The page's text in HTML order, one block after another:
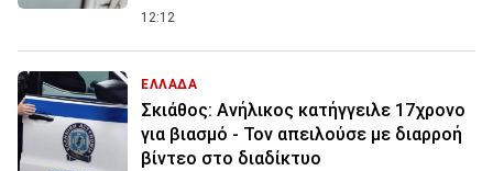
12:12
ΕΛΛΑΔΑ
Σκιάθος: Ανήλικος κατήγγειλε 17χρονο
για βιασμό - Τον απειλούσε με διαρροή
βίντεο στο διαδίκτυο